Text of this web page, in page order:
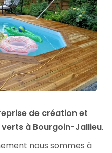
de création et
à Bourgoin-Jallieu.
nous sommes à